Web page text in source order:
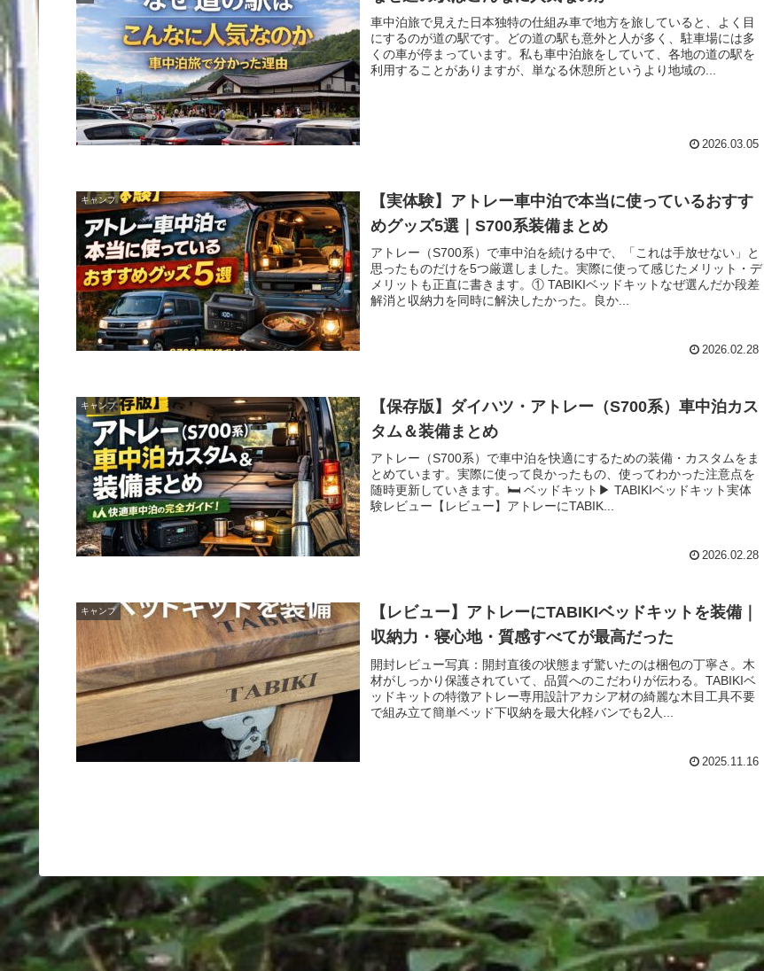
車中泊旅で見えた日本独特の仕組み車で地方を旅していると、よく目
にするのが道の駅です。どの道の駅も意外と人が多く、駐車場には多
くの車が停まっています。私も車中泊旅をしていて、各地の道の駅を
利用することがありますが、単なる休憩所というより地域の...
2026.03.05
キャンプ
【実体験】アトレー車中泊で本当に使っているおすす
めグッズ5選｜S700系装備まとめ
アトレー（S700系）で車中泊を続ける中で、「これは手放せない」と
思ったものだけを5つ厳選しました。実際に使って感じたメリット・デ
メリットも正直に書きます。① TABIKIベッドキットなぜ選んだか段差
解消と収納力を同時に解決したかった。良か...
2026.02.28
キャンプ
【保存版】ダイハツ・アトレー（S700系）車中泊カス
タム＆装備まとめ
アトレー（S700系）で車中泊を快適にするための装備・カスタムをま
とめています。実際に使って良かったもの、使ってわかった注意点を
随時更新していきます。🛏 ベッドキット▶ TABIKIベッドキット実体
験レビュー【レビュー】アトレーにTABIK...
2026.02.28
キャンプ
【レビュー】アトレーにTABIKIベッドキットを装備｜
収納力・寝心地・質感すべてが最高だった
開封レビュー写真：開封直後の状態まず驚いたのは梱包の丁寧さ。木
材がしっかり保護されていて、品質へのこだわりが伝わる。TABIKIベ
ッドキットの特徴アトレー専用設計アカシア材の綺麗な木目工具不要
で組み立て簡単ベッド下収納を最大化軽バンでも2人...
2025.11.16